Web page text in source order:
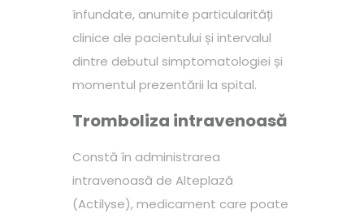
înfundate, anumite particularități
clinice ale pacientului și intervalul
dintre debutul simptomatologiei și
momentul prezentării la spital.
Tromboliza intravenoasă
Constă în administrarea
intravenoasă de Alteplază
(Actilyse), medicament care poate